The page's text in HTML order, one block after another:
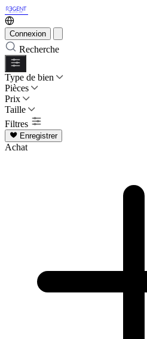
Connexion
Recherche
Type de bien
Pièces
Prix
Taille
Filtres
Enregistrer
Achat